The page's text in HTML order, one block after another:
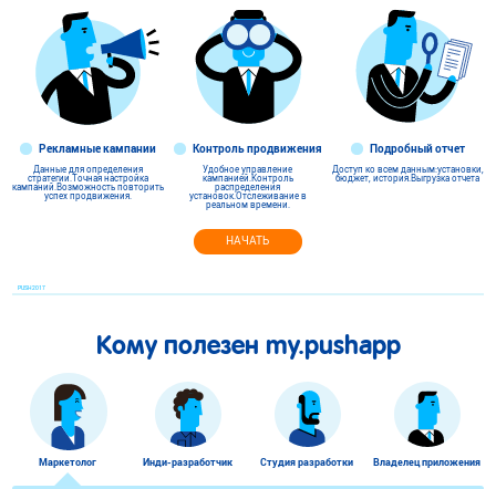
Рекламные кампании
Данные для определения
стратегии. Точная настройка
кампаний. Возможность повторить
успех продвижения.
Контроль продвижения
Удобное управление
кампанией. Контроль
распределения
установок.Отслеживание в
реальном времени.
Подробный отчет
Доступ ко всем данным:установки,
бюджет, история. Выгрузка отчета
НАЧАТЬ
PUSH2017
Кому полезен my.pushapp
Маркетолог Инди-разработчик Студия разработки Владелец приложения